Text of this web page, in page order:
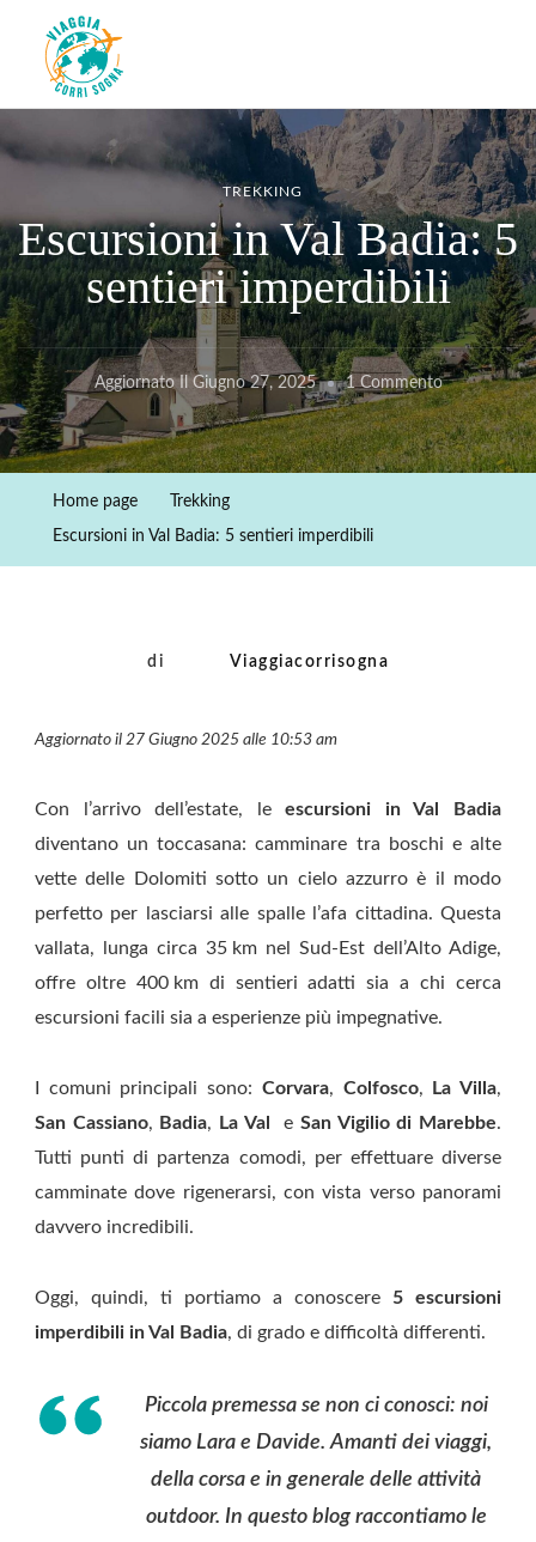
Viaggiacorrisogna – Blog di
viaggi e running
Viaggi zaino in spalla e corse in giro per il mondo
TREKKING
Escursioni in Val Badia: 5
sentieri imperdibili
Aggiornato Il Giugno 27, 2025 1 CommentoSu
Escursioni
In
Home page Trekking
Escursioni in Val Badia: 5 sentieri imperdibili
di Viaggiacorrisogna
Aggiornato il 27 Giugno 2025 alle 10:53 am
Con l’arrivo dell’estate, leescursioni in Val Badia
diventano un toccasana: camminare tra boschi e alte
vette delle Dolomiti sotto un cielo azzurro è il modo
perfetto per lasciarsi alle spalle l’afa cittadina. Questa
vallata, lunga circa 35 km nel Sud‑Est dell’Alto Adige,
offre oltre 400 km di sentieri adatti sia a chi cerca
escursioni facili sia a esperienze più impegnative.
I comuni principali sono: Corvara, Colfosco, La Villa,
San Cassiano, Badia, La Val e San Vigilio di Marebbe.
Tutti punti di partenza comodi, per effettuare diverse
camminate dove rigenerarsi, con vista verso panorami
davvero incredibili.
Oggi, quindi, ti portiamo a conoscere 5 escursioni
imperdibili in Val Badia, di grado e difficoltà differenti.
Piccola premessa se non ci conosci: noi
siamo Lara e Davide. Amanti dei viaggi,
della corsa e in generale delle attività
outdoor. In questo blog raccontiamo le